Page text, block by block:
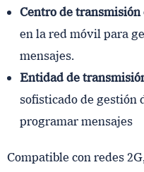
Centro de
en la red móvil para
mensajes.
Entidad de
sofisticado de gestión
programar mensajes
Compatible con redes